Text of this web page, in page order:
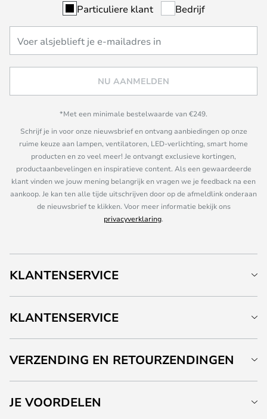
Particuliere klant Bedrijf
NU AANMELDEN
*Met een minimale bestelwaarde van €249.
Schrijf je in voor onze nieuwsbrief en ontvang aanbiedingen op onze
ruime keuze aan lampen, ventilatoren, LED-verlichting, smart home
producten en zo veel meer! Je ontvangt exclusieve kortingen,
productaanbevelingen en inspiratieve content. Als een gewaardeerde
klant vinden we jouw mening belangrijk en vragen we je feedback na een
aankoop. Je kan ten alle tijde uitschrijven door op de afmeldlink onderaan
de nieuwsbrief te klikken. Voor meer informatie bekijk ons
privacyverklaring.
KLANTENSERVICE
KLANTENSERVICE
VERZENDING EN RETOURZENDINGEN
JE VOORDELEN